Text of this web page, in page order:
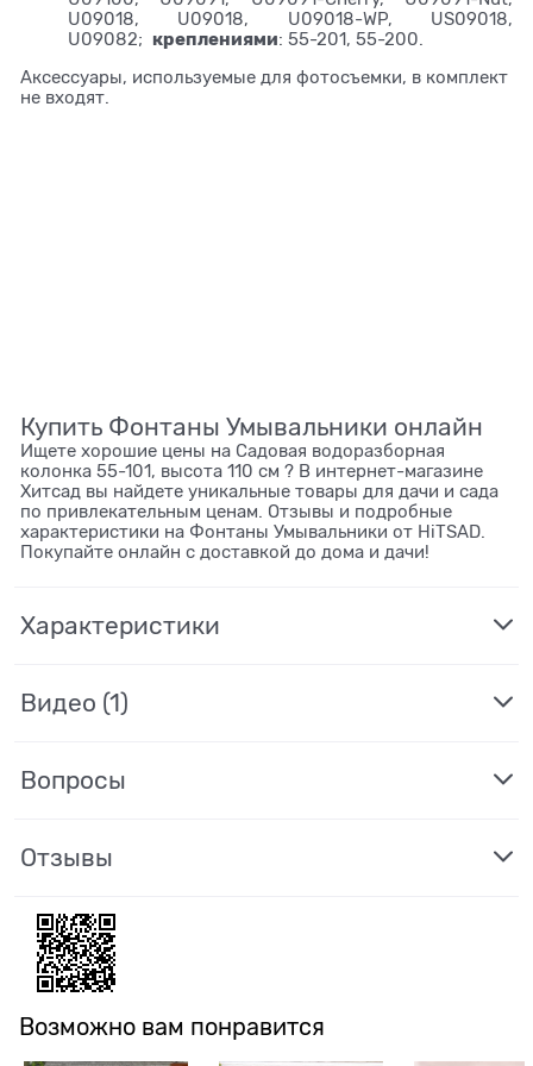
U09018, U09018, U09018-WP, US09018,
U09082; креплениями: 55-201, 55-200.
Аксессуары, используемые для фотосъемки, в комплект
не входят.
Купить Фонтаны Умывальники онлайн
Ищете хорошие цены на Садовая водоразборная
колонка 55-101, высота 110 см ? В интернет-магазине
Хитсад вы найдете уникальные товары для дачи и сада
по привлекательным ценам. Отзывы и подробные
характеристики на Фонтаны Умывальники от HiTSAD.
Покупайте онлайн с доставкой до дома и дачи!
Характеристики
Видео (1)
Вопросы
Отзывы
Возможно вам понравится